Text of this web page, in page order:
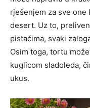
rješenjem za sve one
desert. Uz to,
pistaćima, svaki
Osim toga, tortu
kuglicom sladoleda,
ukus.